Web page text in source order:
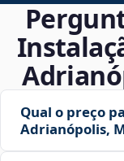
Qual o preço
Adrianópolis,